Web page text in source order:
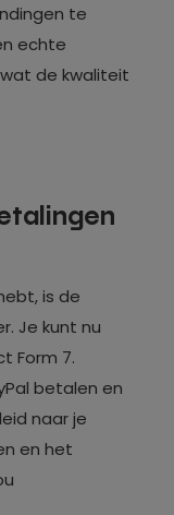
te
echte
de kwaliteit
is de
Je kunt nu
Form 7.
betalen en
naar je
en het